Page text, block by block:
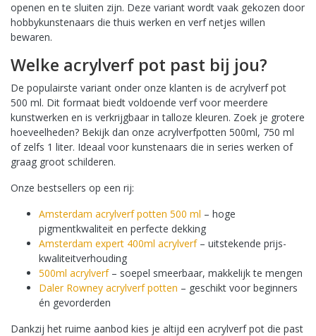
openen en te sluiten zijn. Deze variant wordt vaak gekozen door
hobbykunstenaars die thuis werken en verf netjes willen
bewaren.
Welke acrylverf pot past bij jou?
De populairste variant onder onze klanten is de acrylverf pot
500 ml. Dit formaat biedt voldoende verf voor meerdere
kunstwerken en is verkrijgbaar in talloze kleuren. Zoek je grotere
hoeveelheden? Bekijk dan onze acrylverfpotten 500ml, 750 ml
of zelfs 1 liter. Ideaal voor kunstenaars die in series werken of
graag groot schilderen.
Onze bestsellers op een rij:
Amsterdam acrylverf potten 500 ml – hoge
pigmentkwaliteit en perfecte dekking
Amsterdam expert 400ml acrylverf– uitstekende prijs-
kwaliteitverhouding
500ml acrylverf– soepel smeerbaar, makkelijk te mengen
Daler Rowney acrylverf potten – geschikt voor beginners
én gevorderden
Dankzij het ruime aanbod kies je altijd een acrylverf pot die past